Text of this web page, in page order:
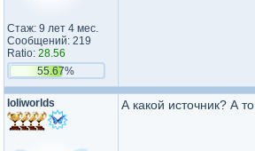
Стаж: 9 лет 4 мес.
Сообщений: 219
Ratio: 28.56
55.67%
loliworlds А какой источник? А